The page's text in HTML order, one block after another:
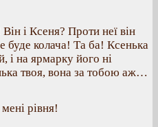
і Ксеня? Проти неї він
буде колача! Та ба! Ксенька
і на ярмарку його ні
твоя, вона за тобою аж…
рівня!